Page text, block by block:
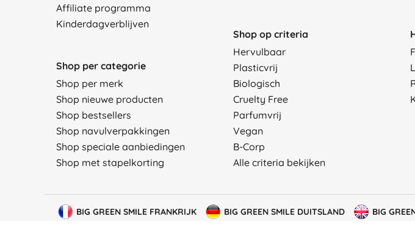
Affiliate programma
Kinderdagverblijven
Shop per categorie
Shop per merk
Shop nieuwe producten
Shop bestsellers
Shop navulverpakkingen
Shop speciale aanbiedingen
Shop met stapelkorting
Shop op criteria
Hervulbaar
Plasticvrij
Biologisch
Cruelty Free
Parfumvrij
Vegan
B-Corp
Alle criteria bekijken
BIG GREEN SMILE FRANKRIJK BIG GREEN SMILE DUITSLAND BIG